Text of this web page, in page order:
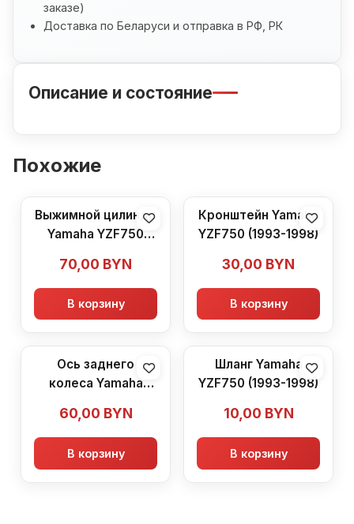
заказе)
Доставка по Беларуси и отправка в РФ, РК
Описание и состояние
Похожие
Выжимной цилиндр
Yamaha YZF750
70,00 BYN
В корзину
Кронштейн Yamaha
YZF750 (1993-1998)
30,00 BYN
В корзину
Ось заднего
колеса Yamaha
60,00 BYN
В корзину
Шланг Yamaha
YZF750 (1993-1998)
10,00 BYN
В корзину